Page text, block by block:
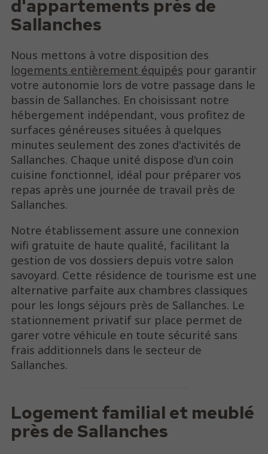
d'appartements près de
Sallanches
Nous mettons à votre disposition des
logements entièrement équipés pour garantir
votre autonomie lors de votre passage dans le
bassin de Sallanches. En choisissant notre
hébergement indépendant, vous profitez de
surfaces généreuses situées à quelques
minutes seulement des zones d'activités de
Sallanches. Chaque unité dispose d'un coin
cuisine fonctionnel, idéal pour préparer vos
repas après une journée de travail près de
Sallanches.
Notre établissement assure une connexion
wifi gratuite de haute qualité, facilitant la
gestion de vos dossiers depuis votre salon
savoyard. Cette résidence de tourisme est une
alternative parfaite aux chambres classiques
pour les longs séjours près de Sallanches. Le
stationnement privatif sur place permet de
garer votre véhicule en toute sécurité sans
frais additionnels dans le secteur de
Sallanches.
Logement familial et meublé
près de Sallanches